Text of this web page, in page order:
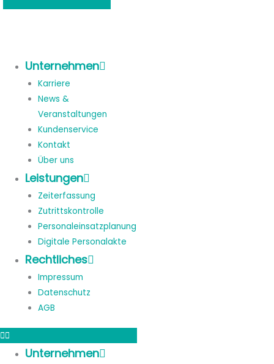
Unternehmen
Karriere
News &
Veranstaltungen
Kundenservice
Kontakt
Über uns
Leistungen
Zeiterfassung
Zutrittskontrolle
Personaleinsatzplanung
Digitale Personalakte
Rechtliches
Impressum
Datenschutz
AGB
Unternehmen